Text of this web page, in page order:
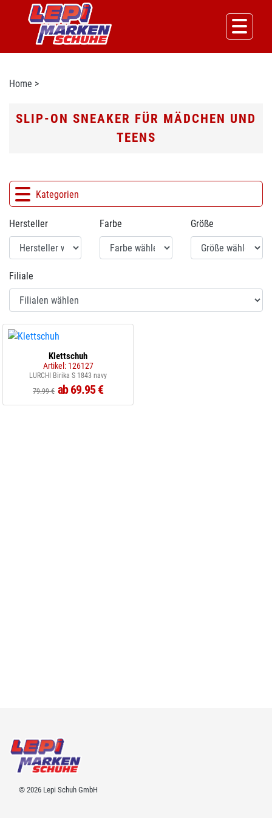
Home >
SLIP-ON SNEAKER FÜR MÄDCHEN UND
TEENS
Kategorien
Hersteller Farbe Größe
Filiale
Klettschuh
Artikel: 126127
LURCHI Birika S 1843 navy
79.99 € ab 69.95 €
© 2026 Lepi Schuh GmbH